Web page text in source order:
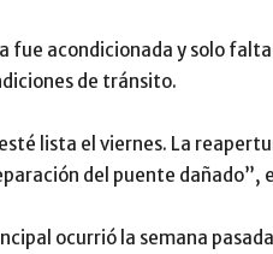
fue acondicionada y solo
de tránsito.
lista el viernes. La
del puente dañado”,
ocurrió la semana